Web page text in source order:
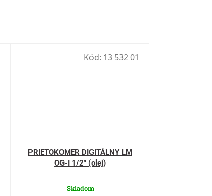
PRIETOKOMER DIGITÁLNY LM
OG-I 1/2" (olej)
Skladom
Kód: 13 532 01